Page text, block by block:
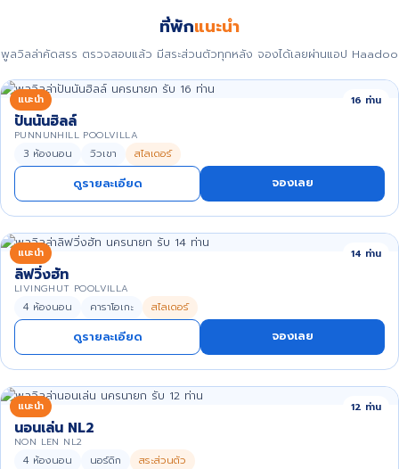
ที่พักแนะนำ
พูลวิลล่าคัดสรร ตรวจสอบแล้ว มีสระส่วนตัวทุกหลัง จองได้เลยผ่านแอป Haadoo
แนะนำ 16 ท่าน
ปันนันฮิลล์
PUNNUNHILL POOLVILLA
3 ห้องนอน วิวเขา สไลเดอร์
ดูรายละเอียด จองเลย
แนะนำ 14 ท่าน
ลิฟวิ่งฮัท
LIVINGHUT POOLVILLA
4 ห้องนอน คาราโอเกะ สไลเดอร์
ดูรายละเอียด จองเลย
แนะนำ 12 ท่าน
นอนเล่น NL2
NON LEN NL2
4 ห้องนอน นอร์ดิก สระส่วนตัว